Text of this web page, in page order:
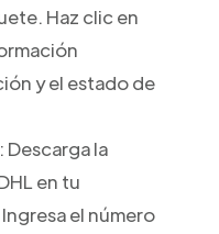
Haz clic en
y el estado de
Descarga la
en tu
el número